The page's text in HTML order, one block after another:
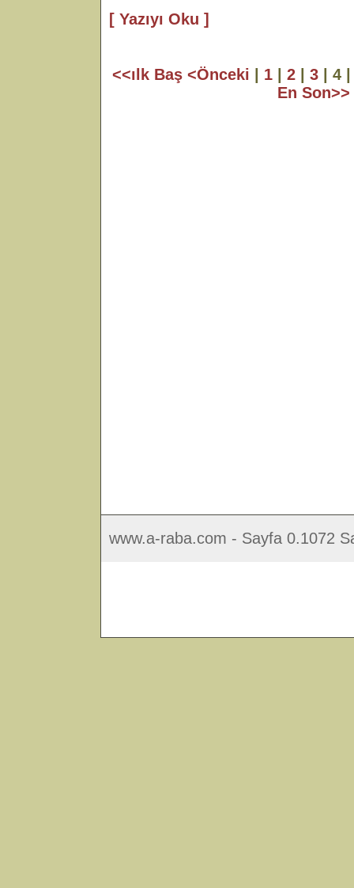
[ Yazıyı Oku ]
<<ılk Baş <Önceki 1 2 3 | 4
En Son>>
www.a-raba.com - Sayfa 0.1072